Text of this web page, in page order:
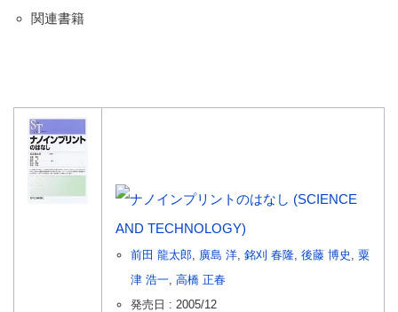
関連書籍
ナノインプリントのはなし (SCIENCE
AND TECHNOLOGY)
前田 龍太郎, 廣島 洋, 銘刈 春隆, 後藤 博史
粟
津 浩一, 高橋 正春
発売日 : 2005/12